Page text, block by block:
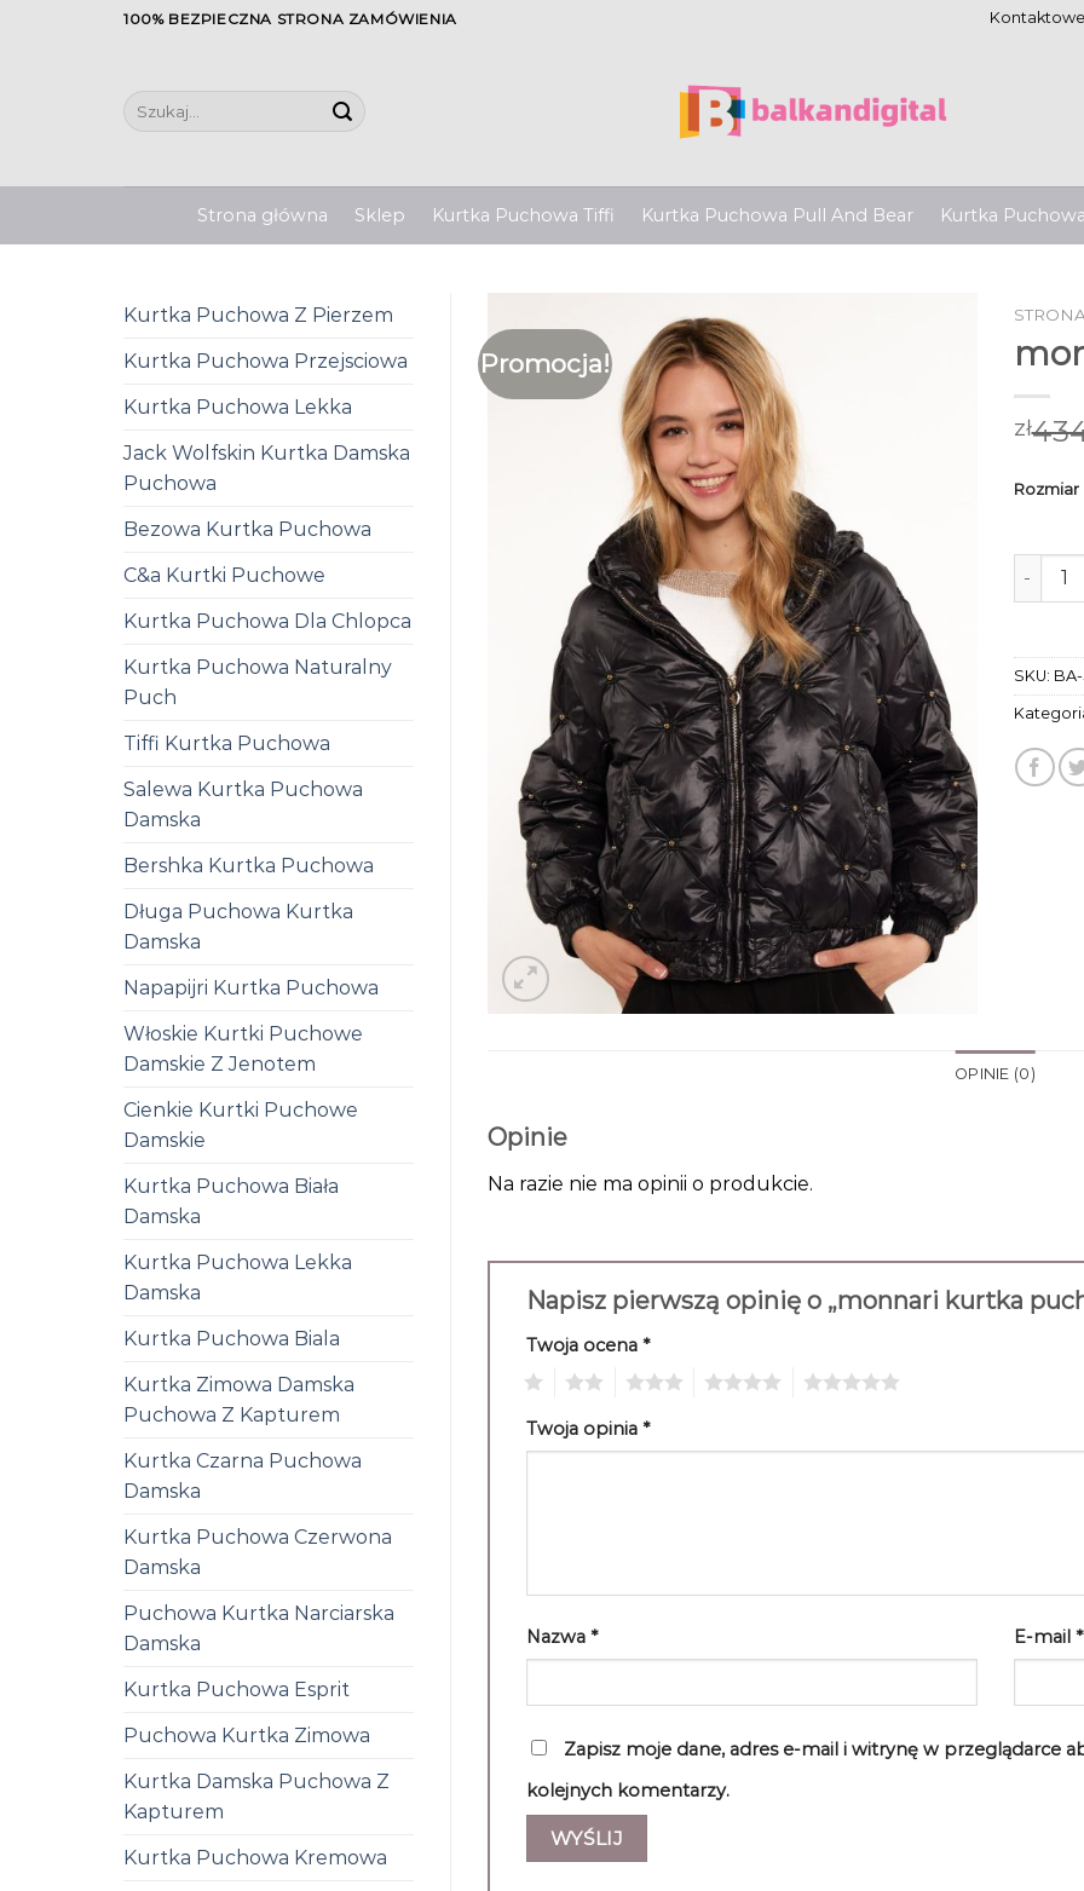
100% BEZPIECZNA STRONA ZAMÓWIENIA Kontaktowe
Szukaj:
Strona główna Sklep Kurtka Puchowa Tiffi Kurtka Puchowa Pull And Bear Kurtka
Kurtka Puchowa Z Pierzem
Kurtka Puchowa Przejsciowa
Kurtka Puchowa Lekka
Jack Wolfskin Kurtka Damska
Puchowa
Bezowa Kurtka Puchowa
C&a Kurtki Puchowe
Kurtka Puchowa Dla Chlopca
Kurtka Puchowa Naturalny
Puch
Tiffi Kurtka Puchowa
Salewa Kurtka Puchowa
Damska
Bershka Kurtka Puchowa
Długa Puchowa Kurtka
Damska
Napapijri Kurtka Puchowa
Włoskie Kurtki Puchowe
Damskie Z Jenotem
Cienkie Kurtki Puchowe
Damskie
Kurtka Puchowa Biała
Damska
Kurtka Puchowa Lekka
Damska
Kurtka Puchowa Biala
Kurtka Zimowa Damska
Puchowa Z Kapturem
Kurtka Czarna Puchowa
Damska
Kurtka Puchowa Czerwona
Damska
Puchowa Kurtka Narciarska
Damska
Kurtka Puchowa Esprit
Puchowa Kurtka Zimowa
Kurtka Damska Puchowa Z
Kapturem
Kurtka Puchowa Kremowa
Promocja!
zł
Rozmiar
ilość
SKU: BA-
OPINIE (0)
Opinie
Na razie nie ma opinii o produkcie.
Napisz pierwszą opinię o „monnari kurtka
Twoja ocena *
Twoja opinia *
Nazwa * E-mail *
Zapisz moje dane, adres e-mail i witrynę w przeglądarce
kolejnych komentarzy.